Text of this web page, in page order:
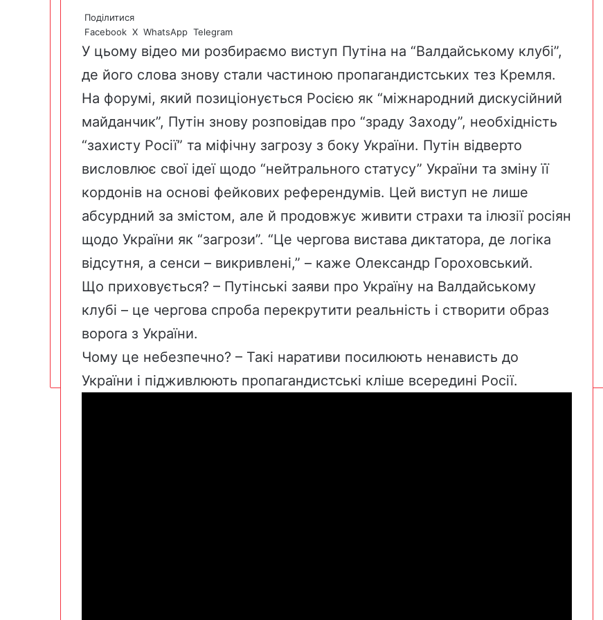
Поділитися
Facebook X WhatsApp Telegram
У цьому відео ми розбираємо виступ Путіна на “Валдайському клубі”,
де його слова знову стали частиною пропагандистських тез Кремля.
На форумі, який позиціонується Росією як “міжнародний дискусійний
майданчик”, Путін знову розповідав про “зраду Заходу”, необхідність
“захисту Росії” та міфічну загрозу з боку України. Путін відверто
висловлює свої ідеї щодо “нейтрального статусу” України та зміну її
кордонів на основі фейкових референдумів. Цей виступ не лише
абсурдний за змістом, але й продовжує живити страхи та ілюзії росіян
щодо України як “загрози”. “Це чергова вистава диктатора, де логіка
відсутня, а сенси – викривлені,” – каже Олександр Гороховський.
Що приховується? – Путінські заяви про Україну на Валдайському
клубі – це чергова спроба перекрутити реальність і створити образ
ворога з України.
Чому це небезпечно? – Такі наративи посилюють ненависть до
України і підживлюють пропагандистські кліше всередині Росії.